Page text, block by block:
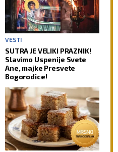
VESTI
SUTRA JE VELIKI PRAZNIK!
Slavimo Uspenije Svete
Ane, majke Presvete
Bogorodice!